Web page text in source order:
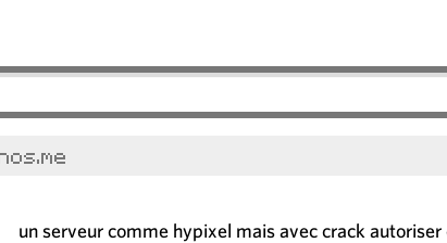
un serveur comme hypixel mais avec crack